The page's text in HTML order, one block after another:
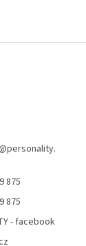
personality.
875
875
- facebook